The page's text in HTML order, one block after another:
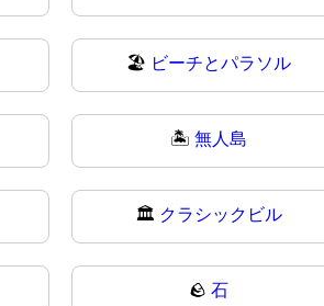
🏖️ ビーチとパラソル
🏝無人島
🏛️ クラシックビル
🪨石